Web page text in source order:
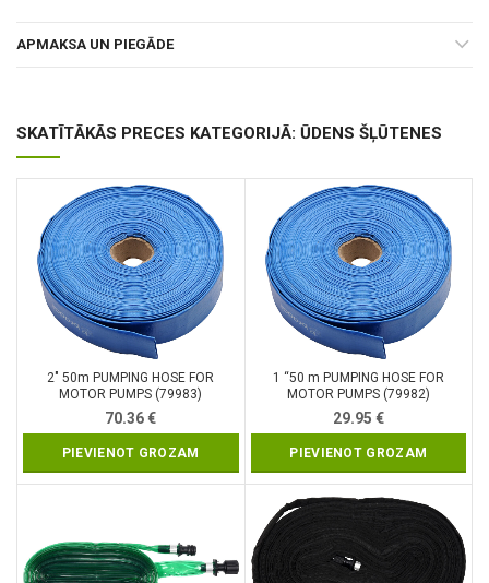
APMAKSA UN PIEGĀDE
SKATĪTĀKĀS PRECES KATEGORIJĀ: ŪDENS ŠĻŪTENES
2″ 50m PUMPING HOSE FOR
MOTOR PUMPS (79983)
70.36€
PIEVIENOT GROZAM
1 “50 m PUMPING HOSE FOR
MOTOR PUMPS (79982)
29.95 €
PIEVIENOT GROZAM